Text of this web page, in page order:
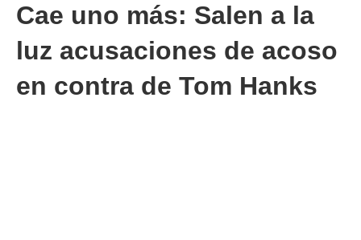
Cae uno más: Salen a la
luz acusaciones de acoso
en contra de Tom Hanks